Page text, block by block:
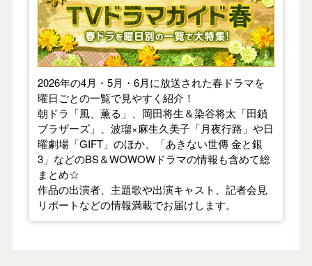
2026年の4月・5月・6月に放送された春ドラマを
曜日ごとの一覧で見やすく紹介！
朝ドラ「風、薫る」、岡田将生＆染谷将太「田鎖
ブラザーズ」、波瑠×麻生久美子「月夜行路」や日
曜劇場「GIFT」のほか、「あきない世傳 金と銀
3」などのBS＆WOWOWドラマの情報も含めて総
まとめ☆
作品の出演者、主題歌や出演キャスト、記者会見
リポートなどの情報満載でお届けします。